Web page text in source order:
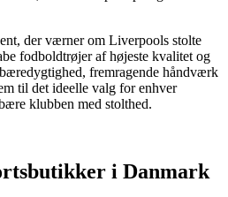
der værner om Liverpools stolte
fodboldtrøjer af højeste kvalitet og
fremragende håndværk
til det ideelle valg for enhver
klubben med stolthed.
i Danmark